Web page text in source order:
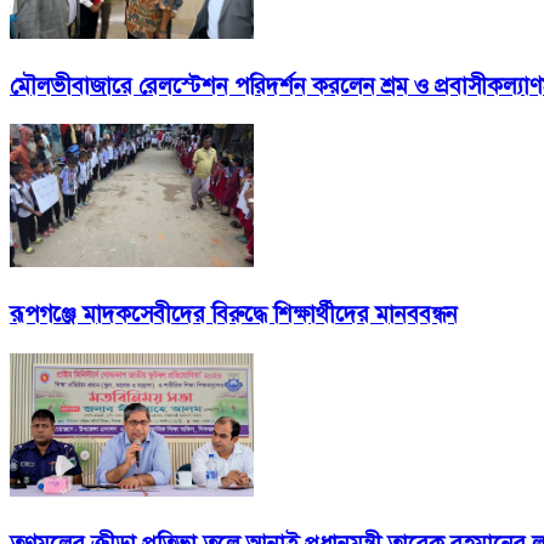
মৌলভীবাজারে রেলস্টেশন পরিদর্শন করলেন শ্রম ও
রূপগঞ্জে মাদকসেবীদের বিরুদ্ধে শিক্ষার্থীদের মানববন্ধন